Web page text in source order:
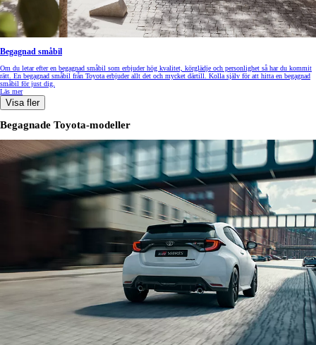
Begagnad småbil
Om du letar efter en begagnad småbil som erbjuder hög kvalitet, körglädje och personlighet så har du kommit
rätt. En begagnad småbil från Toyota erbjuder allt det och mycket därtill. Kolla själv för att hitta en begagnad
småbil för just dig.
Läs mer
Visa fler
Begagnade Toyota-modeller